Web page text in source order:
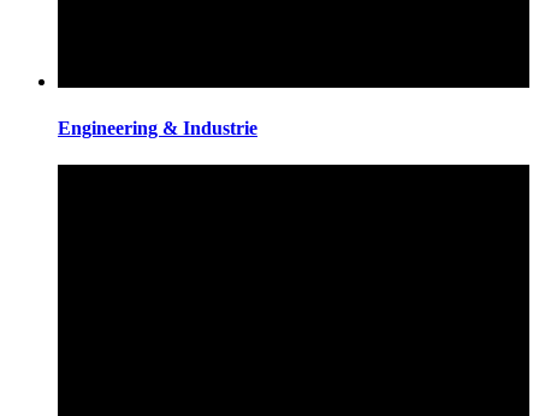
Engineering & Industrie